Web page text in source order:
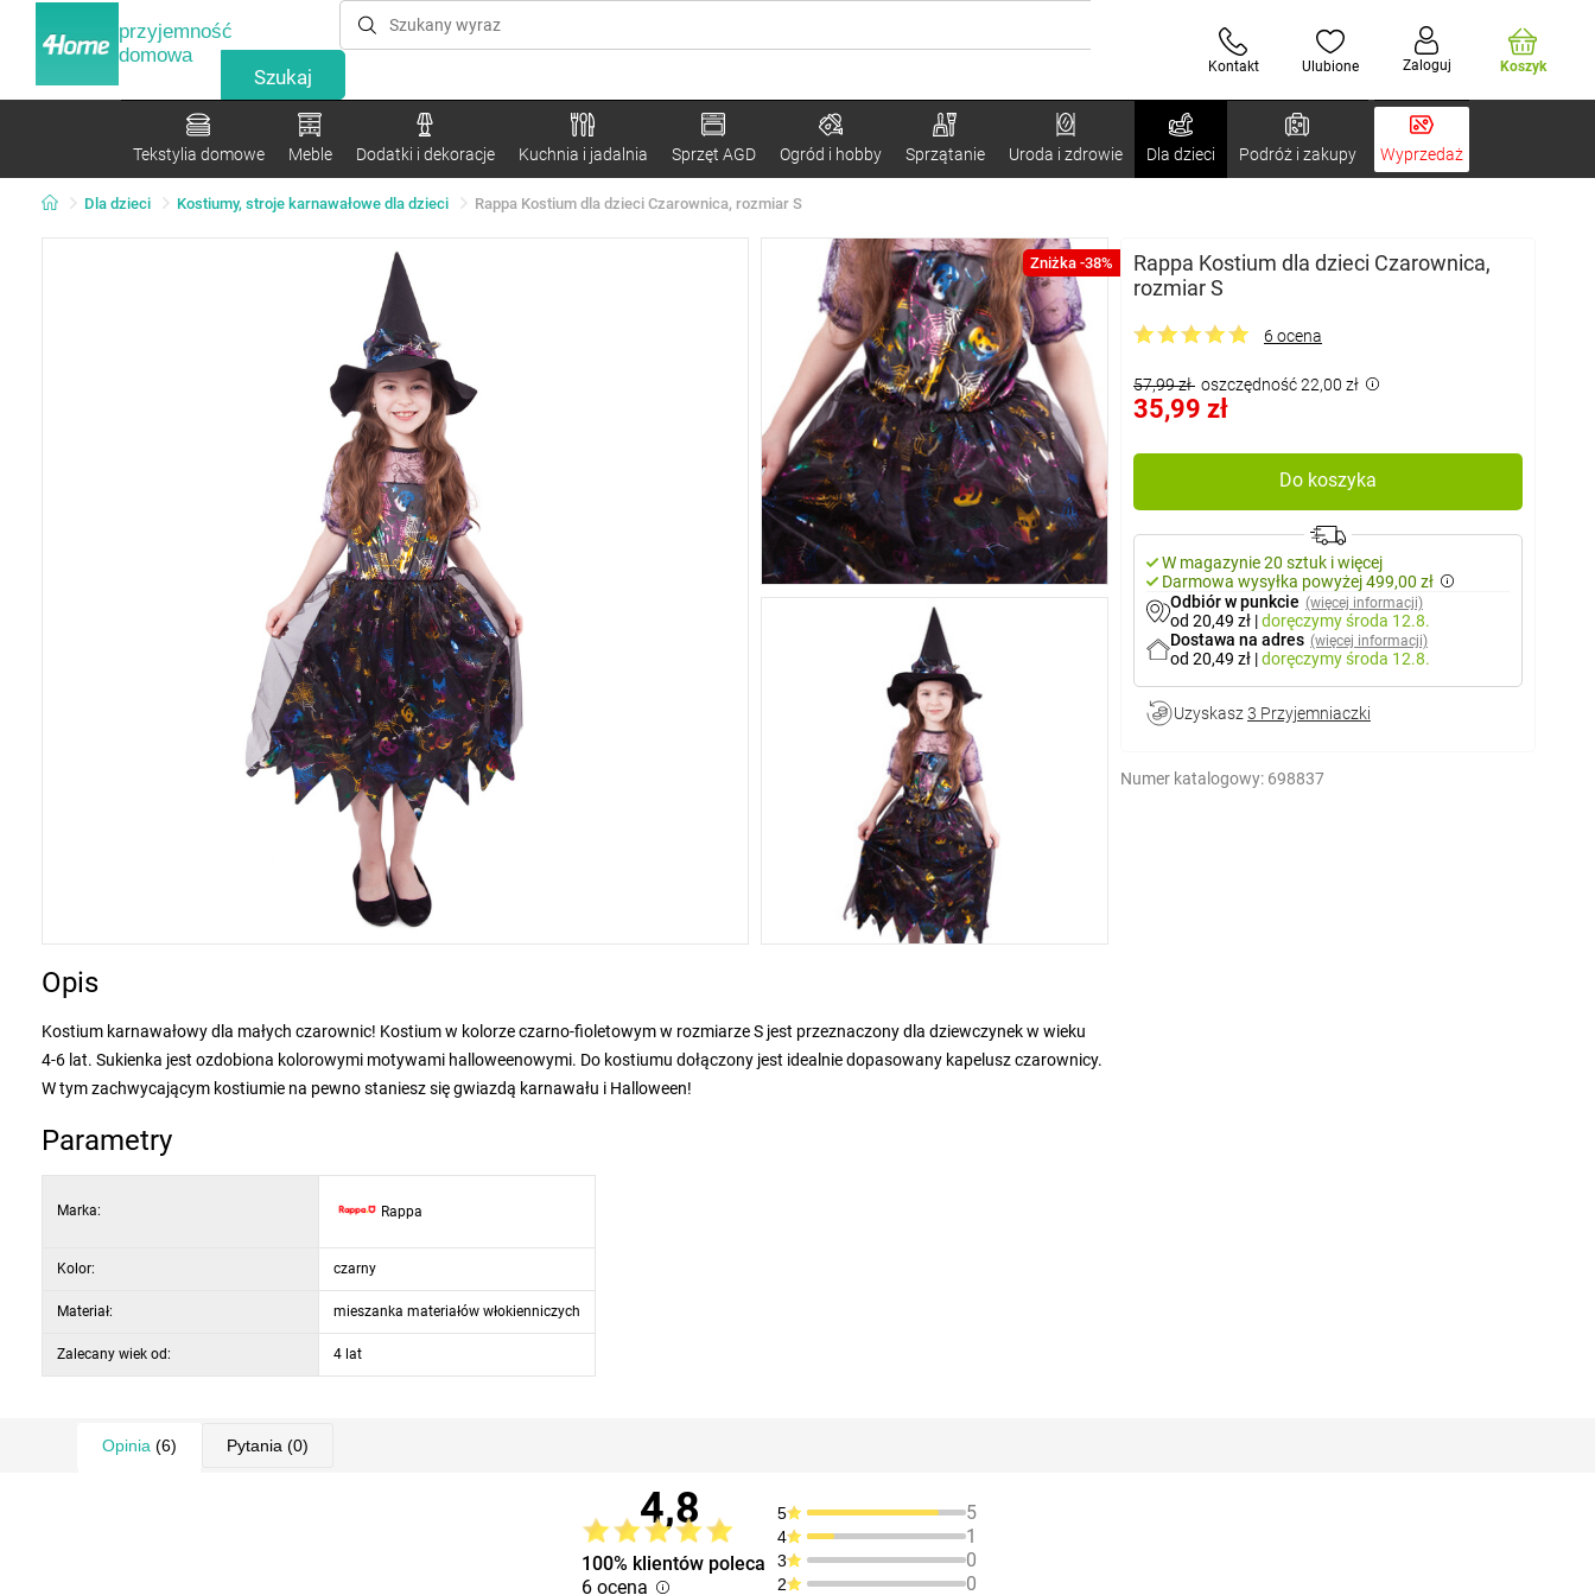
przyjemność
domowa
Kontakt Ulubione Zaloguj Koszyk
Tekstylia domowe Meble Dodatki i dekoracje Kuchnia i jadalnia Sprzęt AGD Ogród i hobby Sprzątanie Uroda i zdrowie Dla dzieci Podróż i zakupy Wyprzedaż
Dla dzieci Kostiumy, stroje karnawałowe dla dzieci Rappa Kostium dla dzieci Czarownica, rozmiar S
Zniżka -38%
Rappa Kostium dla dzieci Czarownica,
rozmiar S
6 ocena
57,99 zł oszczędność 22,00 zł
35,99 zł
Do koszyka
W magazynie 20 sztuk i więcej
Darmowa wysyłka powyżej 499,00 zł
Odbiór w punkcie (więcej informacji)
od 20,49 zł |doręczymyśroda 12.8.
Dostawa na adres (więcej informacji)
od 20,49 zł |doręczymyśroda 12.8.
Uzyskasz 3 Przyjemniaczki
Numer katalogowy: 698837
Opis
Kostium karnawałowy dla małych czarownic! Kostium w kolorze czarno-fioletowym w rozmiarze S jest przeznaczony dla dziewczynek w wieku
4-6 lat. Sukienka jest ozdobiona kolorowymi motywami halloweenowymi. Do kostiumu dołączony jest idealnie dopasowany kapelusz czarownicy.
W tym zachwycającym kostiumie na pewno staniesz się gwiazdą karnawału i Halloween!
Parametry
Marka: Rappa
Kolor: czarny
Materiał: mieszanka materiałów włokienniczych
Zalecany wiek od: 4 lat
Opinia (6) Pytania (0)
4,8
100% klientów poleca
6 ocena
5 5
4 1
3 0
2 0